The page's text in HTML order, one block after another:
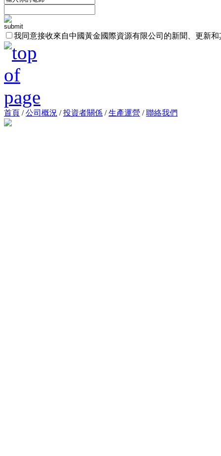
我同意接收來自中國黃金國際資源有限公司的新聞、更新
首頁 /公司概況 /投資者關係 /生產運營 /聯絡我們